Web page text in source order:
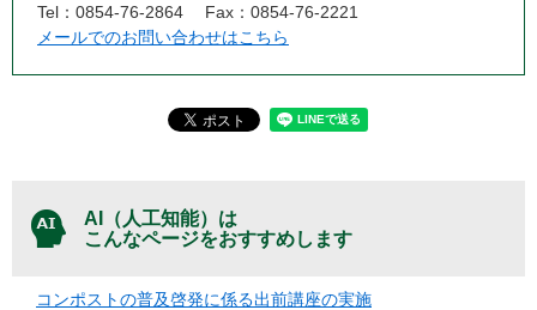
Tel：0854-76-2864
Fax：0854-76-2221
メールでのお問い合わせはこちら
AI（人工知能）は
こんなページをおすすめします
コンポストの普及啓発に係る出前講座の実施